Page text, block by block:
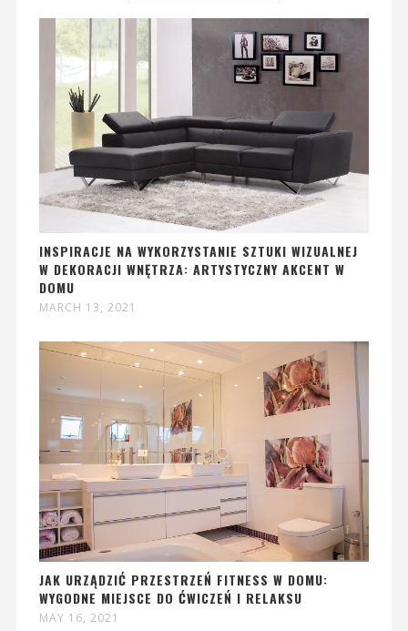
INSPIRACJE NA WYKORZYSTANIE SZTUKI WIZUALNEJ
W DEKORACJI WNĘTRZA: ARTYSTYCZNY AKCENT W
DOMU
MARCH 13, 2021
JAK URZĄDZIĆ PRZESTRZEŃ FITNESS W DOMU:
WYGODNE MIEJSCE DO ĆWICZEŃ I RELAKSU
MAY 16, 2021